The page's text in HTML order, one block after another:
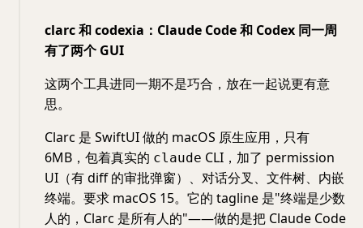
clarc 和 codexia：Claude Code 和 Codex 同一周
有了两个 GUI
这两个工具进同一期不是巧合，放在一起说更有意
思。
Clarc 是 SwiftUI 做的 macOS 原生应用，只有
6MB，包着真实的 claude CLI，加了 permission
UI（有 diff 的审批弹窗）、对话分叉、文件树、内嵌
终端。要求 macOS 15。它的 tagline 是"终端是少数
人的，Clarc 是所有人的"——做的是把 Claude Code